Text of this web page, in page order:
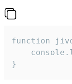
function
}